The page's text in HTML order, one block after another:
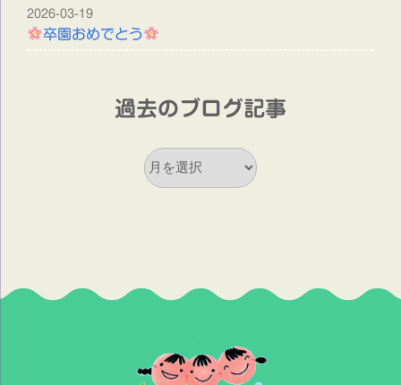
卒園おめでとう
2026-03-19
過去のブログ記事
記